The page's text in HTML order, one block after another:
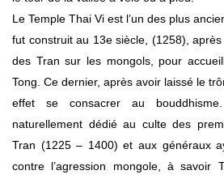
Le Temple Thai Vi est l’un des plus
fut construit au 13e siècle, (1258),
des Tran sur les mongols, pour
Tong. Ce dernier, après avoir laissé le
effet se consacrer au
naturellement dédié au culte des
Tran (1225 – 1400) et aux généraux
contre l’agression mongole, à savoir